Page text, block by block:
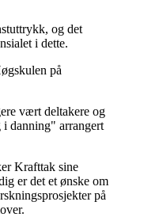
og det
i dette.
på
vært deltakere og
i danning" arrangert
Krafttak sine
er det et ønske om
på